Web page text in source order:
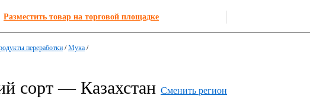
Разместить товар на торговой площадке
переработки /Мука /
сорт — Казахстан Сменить регион